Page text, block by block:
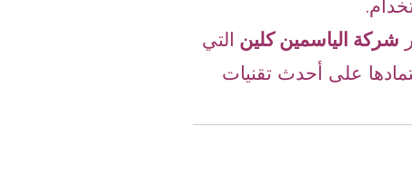
شركة الياسمين كلين التي
على أحدث تقنيات